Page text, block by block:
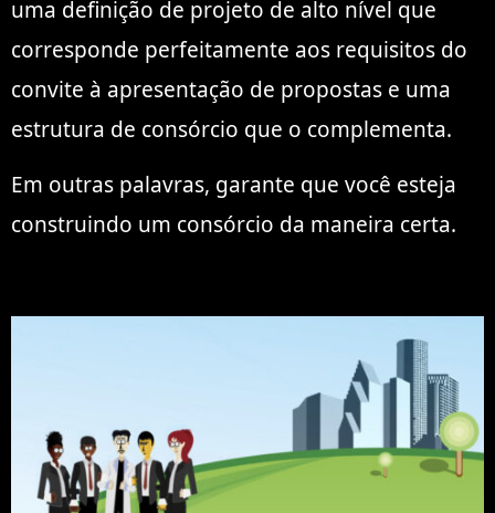
uma definição de projeto de alto nível que
corresponde perfeitamente aos requisitos do
convite à apresentação de propostas e uma
estrutura de consórcio que o complementa.
Em outras palavras, garante que você esteja
construindo um consórcio da maneira certa.